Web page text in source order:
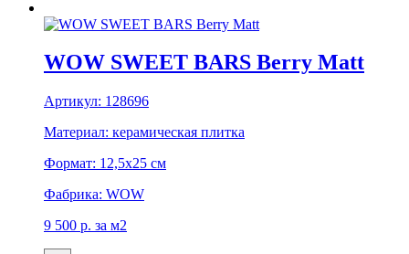
WOW SWEET BARS Berry Matt
Артикул: 128696
Материал: керамическая плитка
Формат: 12,5x25 см
Фабрика: WOW
9 500 р. за м2